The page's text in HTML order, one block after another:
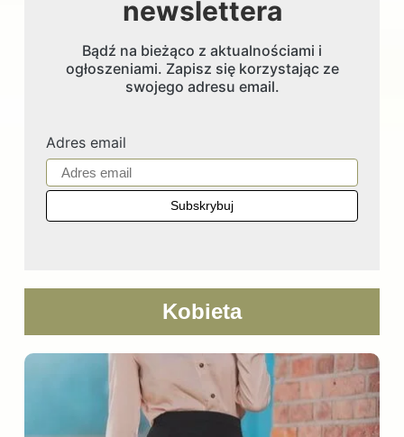
newslettera
Bądź na bieżąco z aktualnościami i
ogłoszeniami. Zapisz się korzystając ze
swojego adresu email.
Adres email
Kobieta